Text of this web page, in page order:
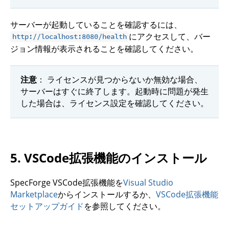
サーバーが起動していることを確認するには、
http://localhost:8080/health にアクセスして、バー
ジョン情報が表示されることを確認してください。
注意 ： ライセンスが見つからないか無効な場合、
サーバーはすぐに終了します。起動時に問題が発生
した場合は、ライセンス設定を確認してください。
5. VSCode拡張機能のインストール
SpecForge VSCode拡張機能をVisual Studio
Marketplaceからインストールするか、 VSCode拡張機能
セットアップガイドを参照してください。